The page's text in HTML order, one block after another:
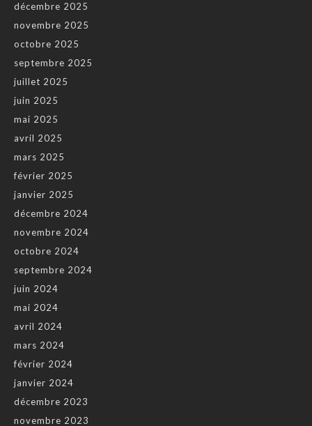
décembre 2025
novembre 2025
octobre 2025
septembre 2025
juillet 2025
juin 2025
mai 2025
avril 2025
mars 2025
février 2025
janvier 2025
décembre 2024
novembre 2024
octobre 2024
septembre 2024
juin 2024
mai 2024
avril 2024
mars 2024
février 2024
janvier 2024
décembre 2023
novembre 2023